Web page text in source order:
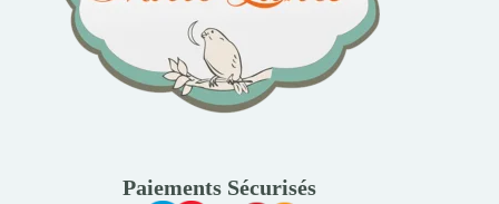
Paiements Sécurisés